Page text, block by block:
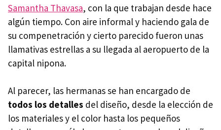
Samantha Thavasa, con la que trabajan desde hace
algún tiempo. Con aire informal y haciendo gala de
su compenetración y cierto parecido fueron unas
llamativas estrellas a su llegada al aeropuerto de la
capital nipona.
Al parecer, las hermanas se han encargado de
todos los detalles del diseño, desde la elección de
los materiales y el color hasta los pequeños